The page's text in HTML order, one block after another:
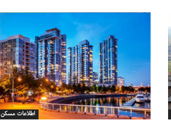
اطلاعات مسکن